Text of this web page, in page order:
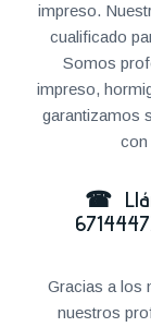
impreso.
cualificado
Somos
impreso,
garantizamos
con
☎
Gracias a los
nuestros